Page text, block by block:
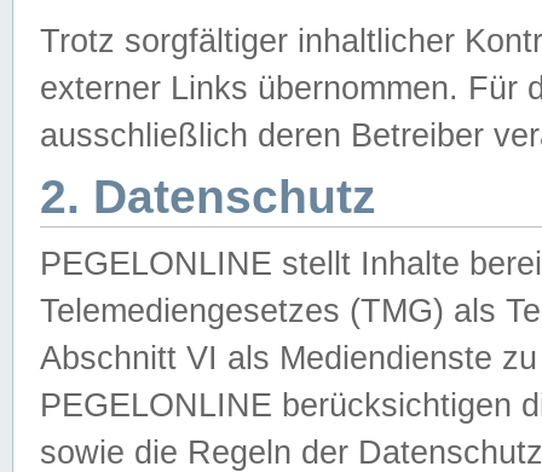
Trotz sorgfältiger inhaltlicher
externer Links übernommen. Für
ausschließlich deren Betreiber
2. Datenschutz
PEGELONLINE stellt Inhalte
Telemediengesetzes (TMG) als
Abschnitt VI als Mediendienste
PEGELONLINE berücksichtigen
sowie die Regeln der